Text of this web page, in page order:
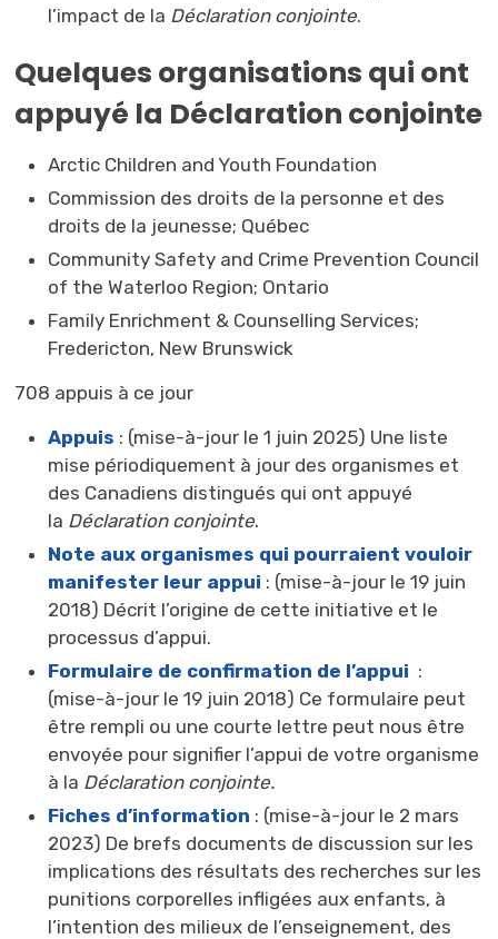
l’impact de la Déclaration conjointe.
Quelques organisations qui ont
appuyé la Déclaration conjointe
Arctic Children and Youth Foundation
Commission des droits de la personne et des
droits de la jeunesse; Québec
Community Safety and Crime Prevention Council
of the Waterloo Region; Ontario
Family Enrichment & Counselling Services;
Fredericton, New Brunswick
708 appuis à ce jour
Appuis : (mise-à-jour le 1 juin 2025) Une liste
mise périodiquement à jour des organismes et
des Canadiens distingués qui ont appuyé
la Déclaration conjointe.
Note aux organismes qui pourraient vouloir
manifester leur appui : (mise-à-jour le 19 juin
2018) Décrit l’origine de cette initiative et le
processus d’appui.
Formulaire de confirmation de l’appui :
(mise-à-jour le 19 juin 2018) Ce formulaire peut
être rempli ou une courte lettre peut nous être
envoyée pour signifier l’appui de votre organisme
à la Déclaration conjointe.
Fiches d’information : (mise-à-jour le 2 mars
2023) De brefs documents de discussion sur les
implications des résultats des recherches sur les
punitions corporelles infligées aux enfants, à
l’intention des milieux de l’enseignement, des